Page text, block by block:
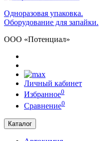
Одноразовая упаковка.
Оборудование для запайки.
ООО «Потенциал»
Личный кабинет
Избранное0
Сравнение0
Каталог